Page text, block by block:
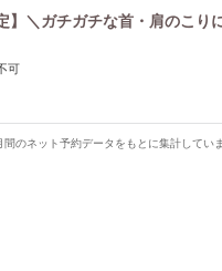
】＼ガチガチな首・肩のこり
可
のネット予約データをもとに集計していま